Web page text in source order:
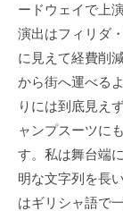
ードウェイで上
演出はフィリダ
に見えて経費削
から街へ運べる
りには到底見え
ャンプスーツに
す。私は舞台端
明な文字列を長
はギリシャ語で